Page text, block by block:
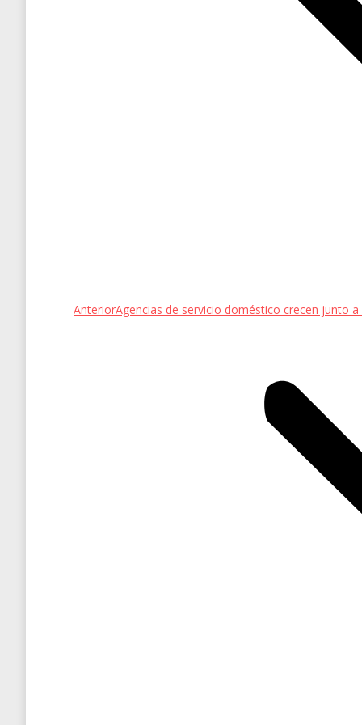
AnteriorEntrada
Agencias de servicio doméstico crecen junto